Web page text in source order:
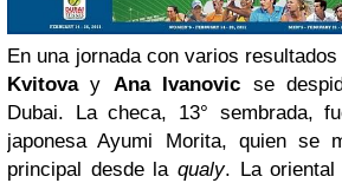
En una jornada con varios
Kvitovay Ana Ivanovic se
Dubai. La checa, 13° sembrada,
japonesa Ayumi Morita, quien se
principal desde la qualy. La